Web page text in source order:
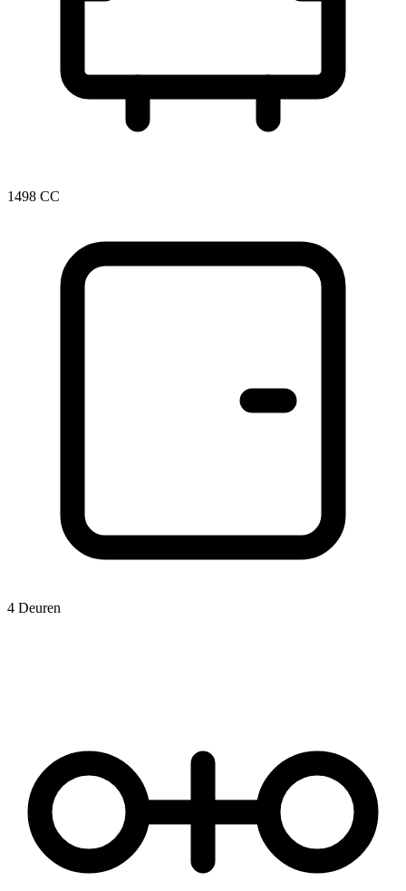
1498 CC
4 Deuren